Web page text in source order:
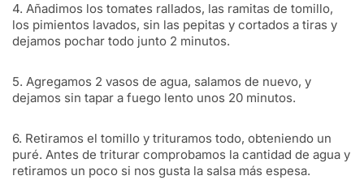
4. Añadimos los tomates rallados, las ramitas de tomillo,
los pimientos lavados, sin las pepitas y cortados a tiras y
dejamos pochar todo junto 2 minutos.
5. Agregamos 2 vasos de agua, salamos de nuevo, y
dejamos sin tapar a fuego lento unos 20 minutos.
6. Retiramos el tomillo y trituramos todo, obteniendo un
puré. Antes de triturar comprobamos la cantidad de agua y
retiramos un poco si nos gusta la salsa más espesa.